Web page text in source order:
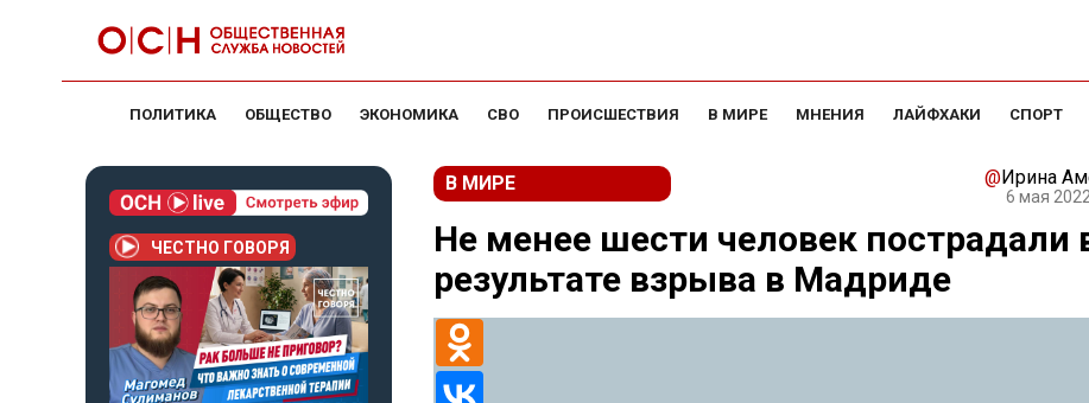
ПОЛИТИКА ОБЩЕСТВО ЭКОНОМИКА СВО ПРОИСШЕСТВИЯ В МИРЕ МНЕНИЯ ЛАЙФХАКИ СПОРТ
ЧЕСТНО ГОВОРЯ
В МИРЕ @Ирина
6 мая
Не менее шести человек пострадали
результате взрыва в Мадриде